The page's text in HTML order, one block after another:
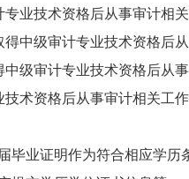
业技术资格后从事审计相关
中级审计专业技术资格后
级审计专业技术资格后从
术资格后从事审计相关工作
毕业证明作为符合相应学